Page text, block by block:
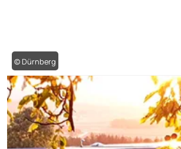
© Dürnberg